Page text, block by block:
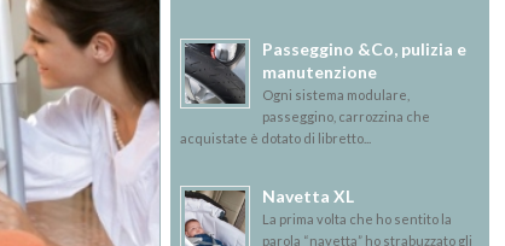
Passeggino &Co, pulizia e
manutenzione
Ogni sistema modulare,
passeggino, carrozzina che
acquistate è dotato di libretto...
Navetta XL
La prima volta che ho sentito la
parola “navetta” ho strabuzzato gli